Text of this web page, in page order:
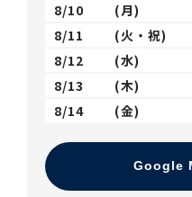
8/10
(月)
8/11
(火・祝)
8/12
(水)
8/13
(木)
8/14
(金)
Google